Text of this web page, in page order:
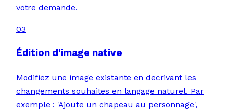
votre demande.
03
Édition d'image native
Modifiez une image existante en decrivant les
changements souhaites en langage naturel. Par
exemple : 'Ajoute un chapeau au personnage',